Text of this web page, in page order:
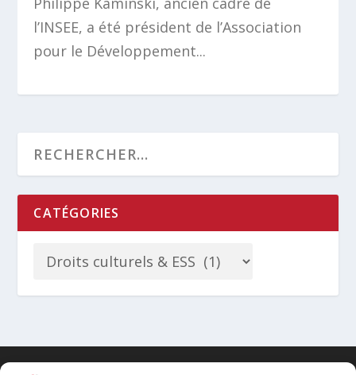
l’INSEE, a été président de l’Association
pour le Développement...
CATÉGORIES